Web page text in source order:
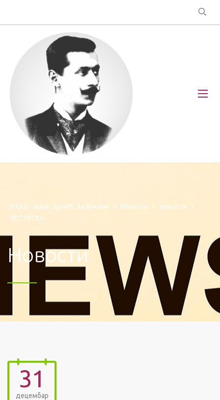
ЈУ ОШ "Јован Дучић" Залужани > Новости > Новости
>
ЧЕСТИТКА
Новости
31
децембар